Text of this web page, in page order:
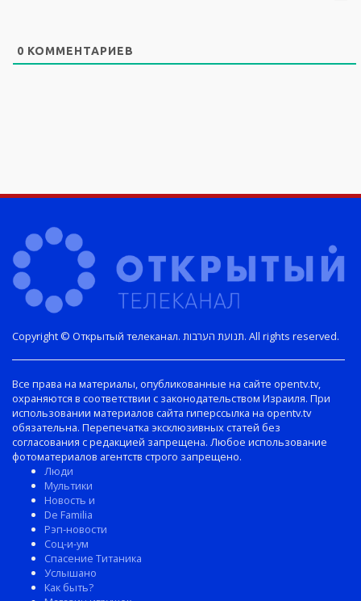
0 КОММЕНТАРИЕВ
Copyright © Открытый телеканал. תנועת הערבות. All rights reserved.
Все права на материалы, опубликованные на сайте opentv.tv,
охраняются в соответствии с законодательством Израиля. При
использовании материалов сайта гиперссылка на opentv.tv
обязательна. Перепечатка эксклюзивных статей без
согласования с редакцией запрещена. Любое использование
фотоматериалов агентств строго запрещено.
Люди
Мультики
Новость и
De Familia
Рэп-новости
Соц-и-ум
Спасение Титаника
Услышано
Как быть?